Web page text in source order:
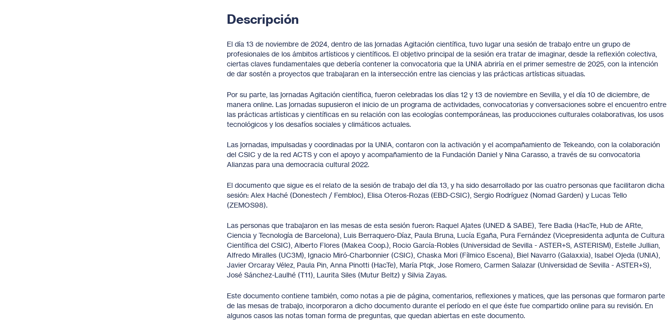
Descripción
El día 13 de noviembre de 2024, dentro de las jornadas Agitación científica, tuvo lugar una sesión de trabajo entre un grupo de
profesionales de los ámbitos artísticos y científicos. El objetivo principal de la sesión era tratar de imaginar, desde la reflexión colectiva,
ciertas claves fundamentales que debería contener la convocatoria que la UNIA abriría en el primer semestre de 2025, con la intención
de dar sostén a proyectos que trabajaran en la intersección entre las ciencias y las prácticas artísticas situadas.
Por su parte, las jornadas Agitación científica, fueron celebradas los días 12 y 13 de noviembre en Sevilla, y el día 10 de diciembre, de
manera online. Las jornadas supusieron el inicio de un programa de actividades, convocatorias y conversaciones sobre el encuentro entre
las prácticas artísticas y científicas en su relación con las ecologías contemporáneas, las producciones culturales colaborativas, los usos
tecnológicos y los desafíos sociales y climáticos actuales.
Las jornadas, impulsadas y coordinadas por la UNIA, contaron con la activación y el acompañamiento de Tekeando, con la colaboración
del CSIC y de la red ACTS y con el apoyo y acompañamiento de la Fundación Daniel y Nina Carasso, a través de su convocatoria
Alianzas para una democracia cultural 2022.
El documento que sigue es el relato de la sesión de trabajo del día 13, y ha sido desarrollado por las cuatro personas que facilitaron dicha
sesión: Alex Haché (Donestech / Fembloc), Elisa Oteros-Rozas (EBD-CSIC), Sergio Rodríguez (Nomad Garden) y Lucas Tello
(ZEMOS98).
Las personas que trabajaron en las mesas de esta sesión fueron: Raquel Ajates (UNED & SABE), Tere Badia (HacTe, Hub de ARte,
Ciencia y Tecnología de Barcelona), Luis Berraquero-Díaz, Paula Bruna, Lucía Egaña, Pura Fernández (Vicepresidenta adjunta de Cultura
Científica del CSIC), Alberto Flores (Makea Coop.), Rocio García-Robles (Universidad de Sevilla - ASTER+S, ASTERISM), Estelle Jullian,
Alfredo Miralles (UC3M), Ignacio Miró-Charbonnier (CSIC), Chaska Mori (Fílmico Escena), Biel Navarro (Galaxxia), Isabel Ojeda (UNIA),
Javier Orcaray Vélez, Paula Pin, Anna Pinotti (HacTe), María Ptqk, Jose Romero, Carmen Salazar (Universidad de Sevilla - ASTER+S),
José Sánchez-Laulhé (T11), Laurita Siles (Mutur Beltz) y Silvia Zayas.
Este documento contiene también, como notas a pie de página, comentarios, reflexiones y matices, que las personas que formaron parte
de las mesas de trabajo, incorporaron a dicho documento durante el período en el que éste fue compartido online para su revisión. En
algunos casos las notas toman forma de preguntas, que quedan abiertas en este documento.